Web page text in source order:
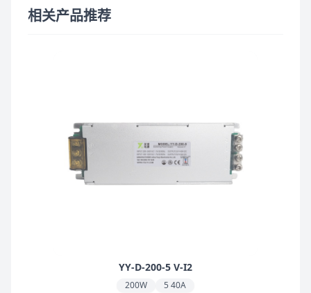
相关产品推荐
YY-D-200-5 V-I2
200W 5 40A